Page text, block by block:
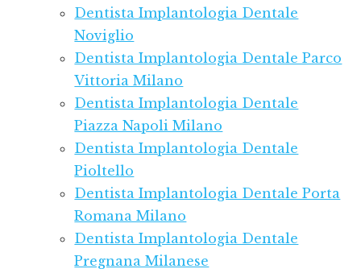
Dentista Implantologia Dentale
Noviglio
Dentista Implantologia Dentale Parco
Vittoria Milano
Dentista Implantologia Dentale
Piazza Napoli Milano
Dentista Implantologia Dentale
Pioltello
Dentista Implantologia Dentale Porta
Romana Milano
Dentista Implantologia Dentale
Pregnana Milanese